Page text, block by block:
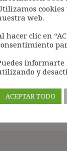
de
causar.
del blog:
,
web.
hacer clic en
informarte
y
ACEPTAR TODO